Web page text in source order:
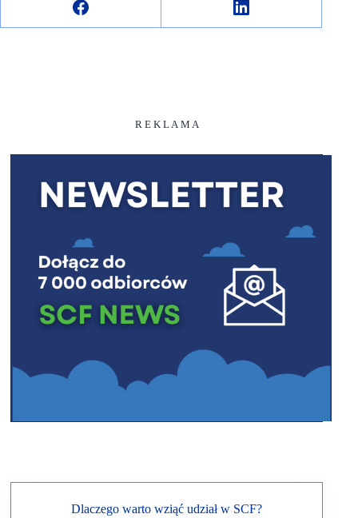
R E K L A M A
Dlaczego warto wziąć udział w SCF?